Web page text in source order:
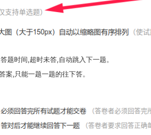
题时间,超时未答,自动跳入下一题。
案,只能一题一题的往下答。